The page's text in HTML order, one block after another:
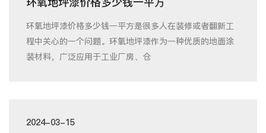
环氧地坪漆价格多少钱一平方是很多人在装修或者翻新工
程中关心的一个问题。环氧地坪漆作为一种优质的地面涂
装材料，广泛应用于工业厂房、仓
2024-03-15